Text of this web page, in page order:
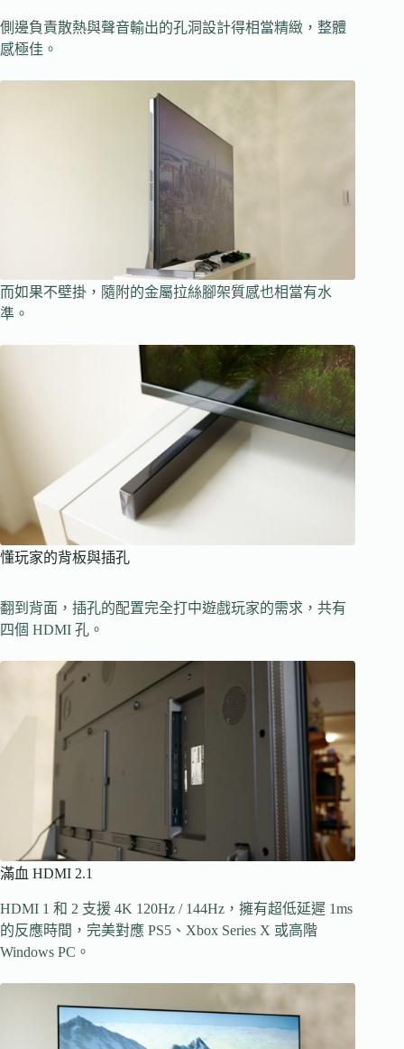
側邊負責散熱與聲音輸出的孔洞設計得相當精緻，整體
感極佳。
而如果不壁掛，隨附的金屬拉絲腳架質感也相當有水
準。
懂玩家的背板與插孔
翻到背面，插孔的配置完全打中遊戲玩家的需求，共有
四個 HDMI 孔。
滿血 HDMI 2.1
HDMI 1 和 2 支援 4K 120Hz / 144Hz，擁有超低延遲 1ms
的反應時間，完美對應 PS5、Xbox Series X 或高階
Windows PC。